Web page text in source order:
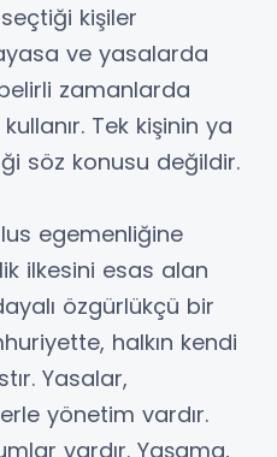
kişiler
ve yasalarda
zamanlarda
Tek kişinin ya
söz konusu değildir.
egemenliğine
ilkesini esas alan
özgürlükçü bir
halkın kendi
Yasalar,
yönetim vardır.
vardır. Yaşama,